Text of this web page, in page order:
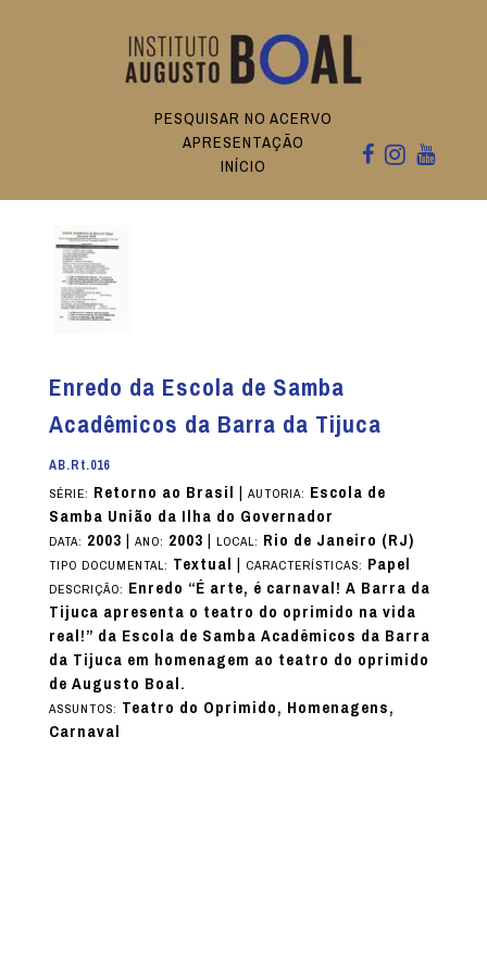
PESQUISAR NO ACERVO
APRESENTAÇÃO
INÍCIO
Enredo da Escola de Samba
Acadêmicos da Barra da Tijuca
AB.Rt.016
SÉRIE: Retorno ao Brasil | AUTORIA: Escola de
Samba União da Ilha do Governador
DATA: 2003| ANO: 2003| LOCAL: Rio de Janeiro (RJ)
TIPO DOCUMENTAL: Textual | CARACTERÍSTICAS: Papel
DESCRIÇÃO: Enredo “É arte, é carnaval! A Barra da
Tijuca apresenta o teatro do oprimido na vida
real!” da Escola de Samba Acadêmicos da Barra
da Tijuca em homenagem ao teatro do oprimido
de Augusto Boal.
ASSUNTOS: Teatro do Oprimido, Homenagens,
Carnaval